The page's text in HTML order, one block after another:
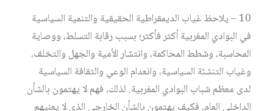
10 – يلاحظ غياب الديمقراطية الحقيقية والتنمية السياسية
في البوادي المغربية أكثر فأكثر؛ بسبب رقابة التسلط، ووصاية
المحاسبة، وشطط المحاكمة، وانتشار الأمية والجهل والتخلف،
وغياب التنشئة السياسية، وانعدام الوعي والثقافة السياسية
لدى معظم شباب البوادي المغربية. لذلك، فهم لا يهتمون بالشأن